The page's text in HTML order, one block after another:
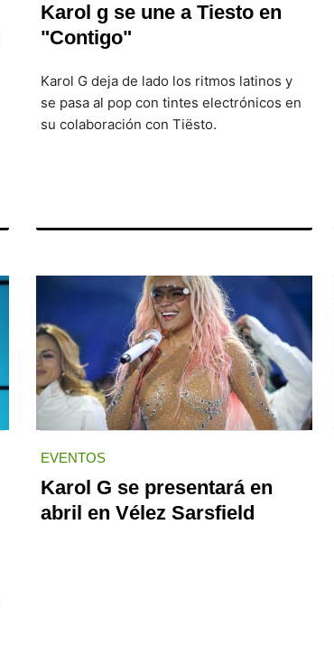
Karol g se une a Tiesto en
"Contigo"
Karol G deja de lado los ritmos latinos y
se pasa al pop con tintes electrónicos en
su colaboración con Tiësto.
EVENTOS
Karol G se presentará en
abril en Vélez Sarsfield